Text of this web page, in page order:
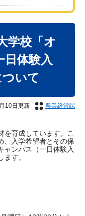
学校「オ
体験入
いて
10日更新 農業経営課
育成しています。こ
、入学希望者とその保
ャンパス（一日体験入
す。